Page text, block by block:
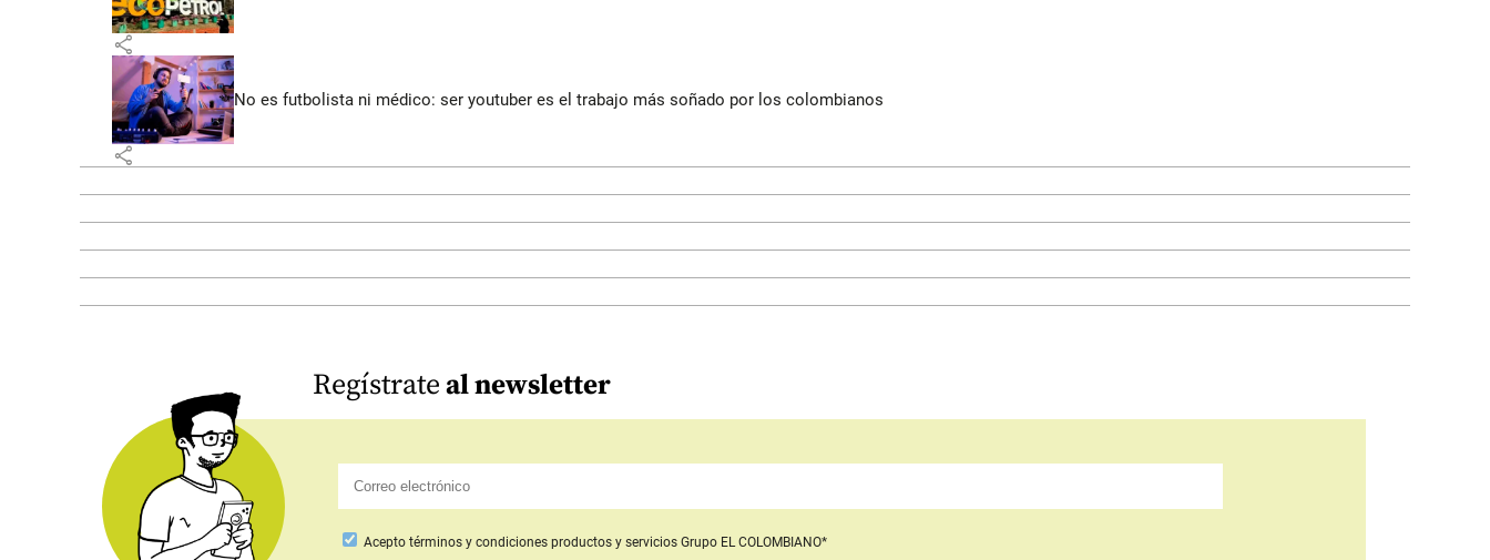
share
No es futbolista ni médico: ser youtuber es el trabajo más soñado por los colombianos
share
Regístrateal newsletter
Acepto términos y condiciones productos y servicios Grupo EL COLOMBIANO*